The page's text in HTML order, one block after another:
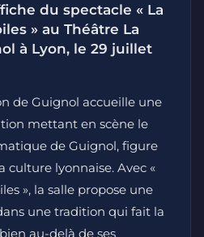
du spectacle « La
» au Théâtre La
à Lyon, le 29 juillet
de Guignol accueille une
mettant en scène le
de Guignol, figure
culture lyonnaise. Avec «
», la salle propose une
une tradition qui fait la
au-delà de ses